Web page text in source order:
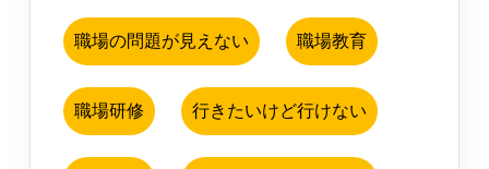
職場の問題が見えない 職場教育
職場研修 行きたいけど行けない